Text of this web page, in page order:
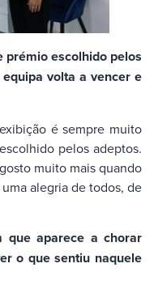
escolhido pelos
volta a vencer e
é sempre muito
pelos adeptos.
muito mais quando
alegria de todos, de
aparece a chorar
o que sentiu naquele